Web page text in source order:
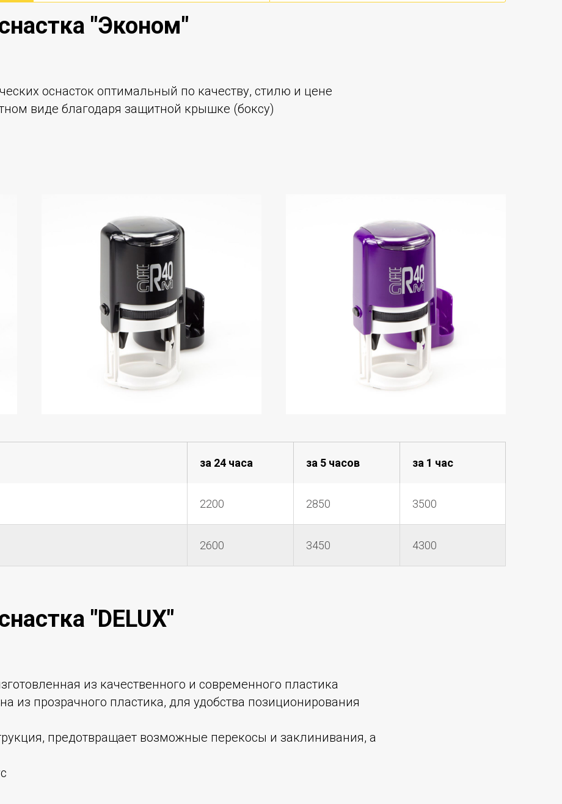
"Эконом"
оснасток оптимальный по качеству, стилю и цене
виде благодаря защитной крышке (боксу)
за 24 часа за 5 часов за 1 час
2200 2850 3500
2600 3450 4300
"DELUX"
из качественного и современного пластика
из прозрачного пластика, для удобства позиционирования
предотвращает возможные перекосы и заклинивания, а